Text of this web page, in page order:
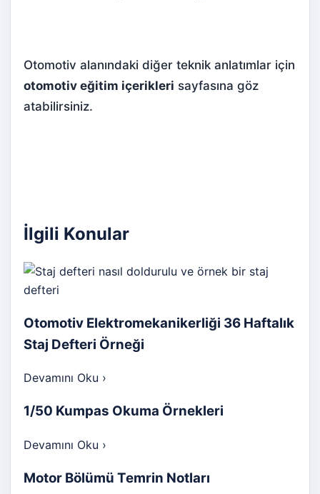
Otomotiv alanındaki diğer teknik anlatımlar için
otomotiv eğitim içerikleri sayfasına göz
atabilirsiniz.
İlgili Konular
Otomotiv Elektromekanikerliği 36 Haftalık
Staj Defteri Örneği
Devamını Oku ›
1/50 Kumpas Okuma Örnekleri
Devamını Oku ›
Motor Bölümü Temrin Notları